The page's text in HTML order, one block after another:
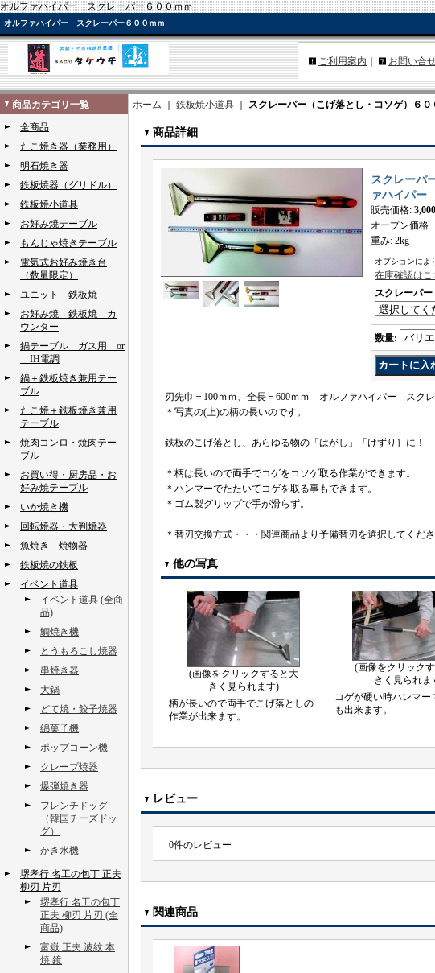
オルファハイパー スクレーパー６００ｍｍ
オルファハイパー スクレーパー６００ｍｍ
ご利用案内 お問い合
商品カテゴリ一覧
全商品
たこ焼き器（業務用）
明石焼き器
鉄板焼器（グリドル）
鉄板焼小道具
お好み焼テーブル
もんじゃ焼きテーブル
電気式お好み焼き台
（数量限定）
ユニット 鉄板焼
お好み焼 鉄板焼 カ
ウンター
鍋テーブル ガス用 or
IH電調
鍋＋鉄板焼き兼用テー
ブル
たこ焼＋鉄板焼き兼用
テーブル
焼肉コンロ・焼肉テー
ブル
お買い得・厨房品・お
好み焼テーブル
いか焼き機
回転焼器・大判焼器
魚焼き 焼物器
鉄板焼の鉄板
イベント道具
イベント道具 (全商
品)
鯛焼き機
とうもろこし焼器
串焼き器
大鍋
どて焼・餃子焼器
綿菓子機
ポップコーン機
クレープ焼器
爆弾焼き器
フレンチドッグ
（韓国チーズドッ
グ）
かき氷機
堺孝行 名工の包丁 正夫
柳刃 片刃
堺孝行 名工の包丁
正夫 柳刃 片刃 (全
商品)
富嶽 正夫 波紋 本
焼 鏡
ホーム 鉄板焼小道具 スクレーパー（こげ落とし・コソゲ）６０
商品詳細
スクレーパ
ァハイパー
販売価格:
オープン価格
重み: 2kg
オプションによ
在庫確認はこ
スクレーパー
数量:
刃先巾＝100ｍｍ、全長＝600ｍｍ オルファハイパー スクレ
＊写真の(上)の柄の長いのです。
鉄板のこげ落とし、あらゆる物の「はがし」「けずり｝に！
＊柄は長いので両手でコゲをコソゲ取る作業ができます。
＊ハンマーでたたいてコゲを取る事もできます。
＊ゴム製グリップで手が滑らず。
＊替刃交換方式・・・関連商品より予備替刃を選択してくださ
他の写真
(画像をクリックすると大
きく見られます)
柄が長いので両手でこげ落としの
作業が出来ます。
(画像をクリック
きく見られま
コゲが硬い時ハンマー
も出来ます。
レビュー
0件のレビュー
関連商品